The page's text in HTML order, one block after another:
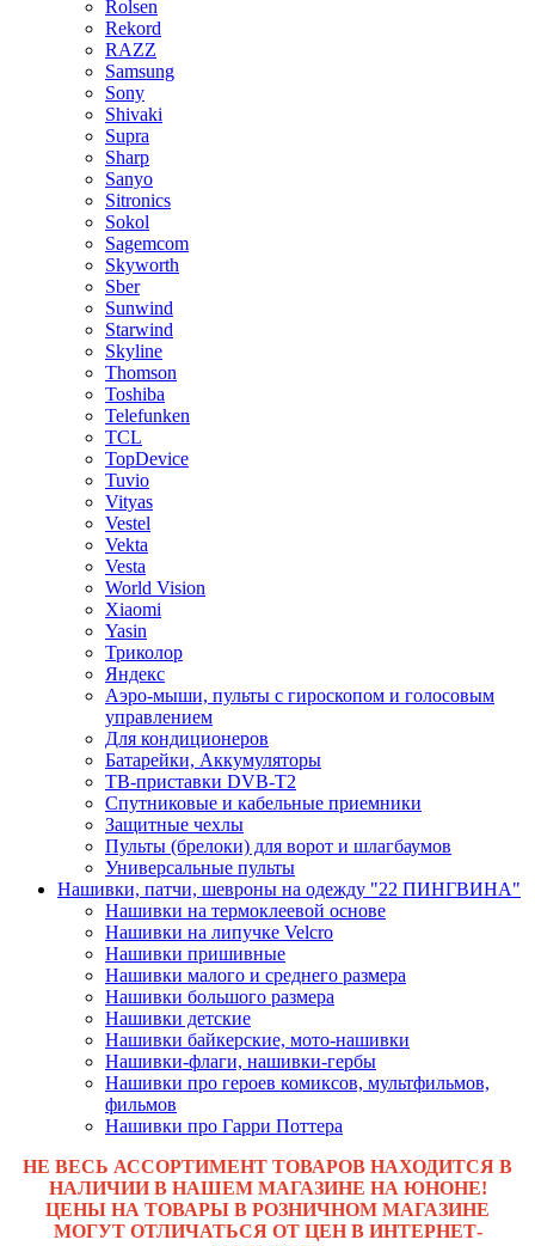
Rolsen
Rekord
RAZZ
Samsung
Sony
Shivaki
Supra
Sharp
Sanyo
Sitronics
Sokol
Sagemcom
Skyworth
Sber
Sunwind
Starwind
Skyline
Thomson
Toshiba
Telefunken
TCL
TopDevice
Tuvio
Vityas
Vestel
Vekta
Vesta
World Vision
Xiaomi
Yasin
Триколор
Яндекс
Аэро-мыши, пульты с гироскопом и голосовым
управлением
Для кондиционеров
Батарейки, Аккумуляторы
ТВ-приставки DVB-T2
Спутниковые и кабельные приемники
Защитные чехлы
Пульты (брелоки) для ворот и шлагбаумов
Универсальные пульты
Нашивки, патчи, шевроны на одежду "22 ПИНГВИНА"
Нашивки на термоклеевой основе
Нашивки на липучке Velcro
Нашивки пришивные
Нашивки малого и среднего размера
Нашивки большого размера
Нашивки детские
Нашивки байкерские, мото-нашивки
Нашивки-флаги, нашивки-гербы
Нашивки про героев комиксов, мультфильмов,
фильмов
Нашивки про Гарри Поттера
НЕ ВЕСЬ АССОРТИМЕНТ ТОВАРОВ НАХОДИТСЯ В
НАЛИЧИИ В НАШЕМ МАГАЗИНЕ НА ЮНОНЕ!
ЦЕНЫ НА ТОВАРЫ В РОЗНИЧНОМ МАГАЗИНЕ
МОГУТ ОТЛИЧАТЬСЯ ОТ ЦЕН В ИНТЕРНЕТ-